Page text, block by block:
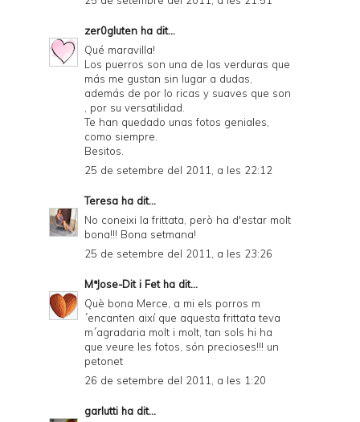
zer0gluten ha dit...
Qué maravilla!
Los puerros son una de las verduras que
más me gustan sin lugar a dudas,
además de por lo ricas y suaves que son
, por su versatilidad.
Te han quedado unas fotos geniales,
como siempre.
Besitos.
25 de setembre del 2011, a les 22:12
Teresa ha dit...
No coneixi la frittata, però ha d'estar molt
bona!!! Bona setmana!
25 de setembre del 2011, a les 23:26
MªJose-Dit i Fetha dit...
Què bona Merce, a mi els porros m
´encanten així que aquesta frittata teva
m´agradaria molt i molt, tan sols hi ha
que veure les fotos, són precioses!!! un
petonet
26 de setembre del 2011, a les 1:20
garlutti ha dit...